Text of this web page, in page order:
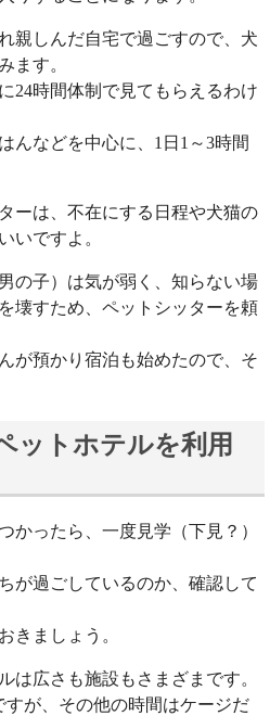
親しんだ自宅で過ごすので、犬
ます。
24時間体制で見てもらえるわけ
んなどを中心に、1日1～3時間
ーは、不在にする日程や犬猫の
いですよ。
の子）は気が弱く、知らない場
壊すため、ペットシッターを頼
が預かり宿泊も始めたので、そ
ットホテルを利用
かったら、一度見学（下見？）
が過ごしているのか、確認して
きましょう。
は広さも施設もさまざまです。
が、その他の時間はケージだ